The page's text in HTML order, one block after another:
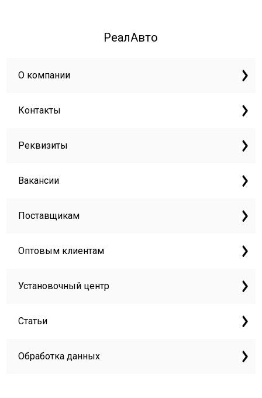
РеалАвто
О компании
Контакты
Реквизиты
Вакансии
Поставщикам
Оптовым клиентам
Установочный центр
Статьи
Обработка данных